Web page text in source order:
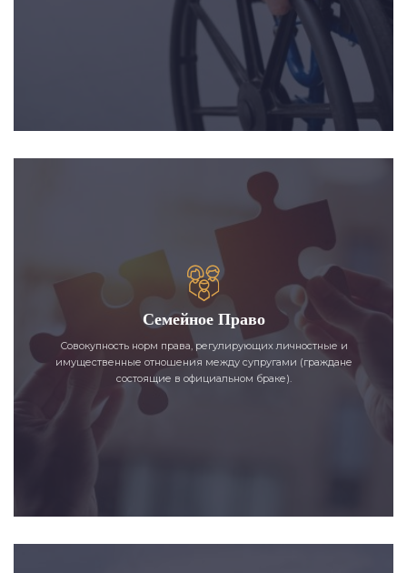
Семейное Право
Совокупность норм права, регулирующих личностные и
имущественные отношения между супругами (граждане
состоящие в официальном браке).